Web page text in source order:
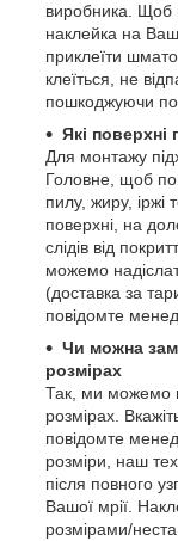
виробника. Щоб
наклейка на
приклеїти
клеїться, не
пошкоджуючи
Які поверхні
Для монтажу
Головне, щоб
пилу, жиру,
поверхні, на
слідів від
можемо
(доставка за
повідомте
Чи можна
розмірах
Так, ми можемо
розмірах.
повідомте
розміри, наш
після повного
Вашої мрії.
розмірами/